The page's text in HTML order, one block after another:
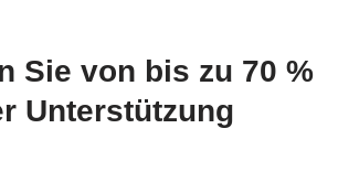
Sie von bis zu 70 %
Unterstützung